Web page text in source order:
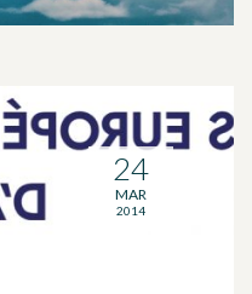
24
MAR
2014